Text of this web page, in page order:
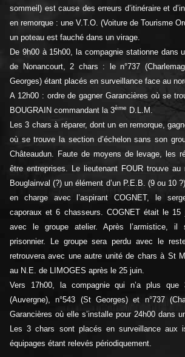
sommeil) est cause des erreurs d’itinéraire et
en remorque : une V.T.O. (Voiture de Tourisme
un poteau est fauché dans un virage.
De 9h00 à 15h00, la compagnie stationne dans
de Nonancourt, 2 chars : le n°737
Georges) étant placés en surveillance face au
A 12h00 : ordre de gagner Garancières où se
BOUGRAIN commandant la 3ème
D.L.M.
Les 3 chars à réparer, dont un en remorque,
où se trouve la section d’échelon sans son
Châteaudun. Faute de moyens de levage, les
être entreprises. Le lieutenant FOUR trouve au
Bouglainval (?) un élément d’un P.E.B. (9 ou 10
en charge avec l’aspirant COGNET, le
caporaux et 6 chasseurs. COGNET était le 15
avec le groupe atelier. Après l’armistice, il
prisonnier. Le groupe sera perdu avec le
retrouvera avec une autre unité de chars à St
au N.E. de LIMOGES après le 25 juin.
Vers 17h00, la compagnie qui n’a plus
(Auvergne), n°543 (St Georges) et n°737
Garancières où elle s’installe pour 24h00 dans
Les 3 chars sont placés en surveillance aux
équipages étant relevés périodiquement.